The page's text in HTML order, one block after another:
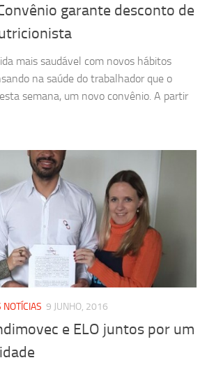
garante desconto de
mais saudável com novos hábitos
na saúde do trabalhador que o
semana, um novo convênio. A partir
9 JUNHO, 2016
e ELO juntos por um